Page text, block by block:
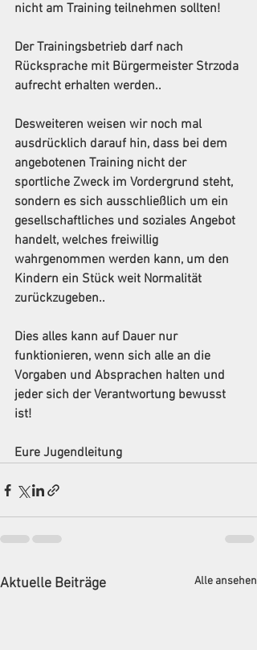
nicht am Training teilnehmen sollten!
Der Trainingsbetrieb darf nach
Rücksprache mit Bürgermeister Strzoda
aufrecht erhalten werden..
Desweiteren weisen wir noch mal
ausdrücklich darauf hin, dass bei dem
angebotenen Training nicht der
sportliche Zweck im Vordergrund steht,
sondern es sich ausschließlich um ein
gesellschaftliches und soziales Angebot
handelt, welches freiwillig
wahrgenommen werden kann, um den
Kindern ein Stück weit Normalität
zurückzugeben..
Dies alles kann auf Dauer nur
funktionieren, wenn sich alle an die
Vorgaben und Absprachen halten und
jeder sich der Verantwortung bewusst
ist!
Eure Jugendleitung
Aktuelle Beiträge Alle ansehen